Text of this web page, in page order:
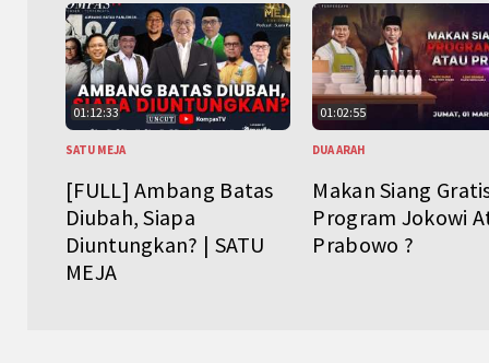
01:12:33
SATU MEJA
[FULL] Ambang Batas
Diubah, Siapa
Diuntungkan? | SATU
MEJA
01:02:55
DUA ARAH
Makan Siang
Program Jokowi
Prabowo ?